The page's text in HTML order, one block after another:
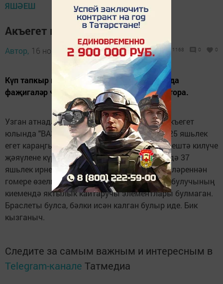
ЯШӘЕШ
Акъегет юлында юл фаҗигасе
Автор, 16 ноябрь 2015 - 11:19 1168 0 0
Күп тапкыр кисәтүләргә карамастан юлларда
фаҗигаләр чыгып, кешеләр гомере өзелеп тора.
Узган атнада, 13 ноябрь көнендә Норлат - Акъегет
юлында "ВАЗ-21140" автомобилен йөртүче 25 яшьлек
егет караңгыда юл кырыеннан каршы юнәлештә килүче
җәяүлене күрмәгән һәм бәрдергән. Нәтиҗәдә 37
яшьлек ирнең шул урында ук алган җәрәхәтләреннән
гомере өзелгән. Шуны әйтергә кирәк, һәлак булучының
киемендә яктылык кайтаручы элементлары булмаган.
Браслеты булса, бәлки исән калган булыр иде. Бик
кызганыч.
Следите за самым важным и интересным в
Telegram-канале Татмедиа